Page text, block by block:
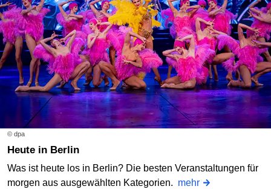
© dpa
Heute in Berlin
Was ist heute los in Berlin? Die besten Veranstaltungen für
morgen aus ausgewählten Kategorien. mehr